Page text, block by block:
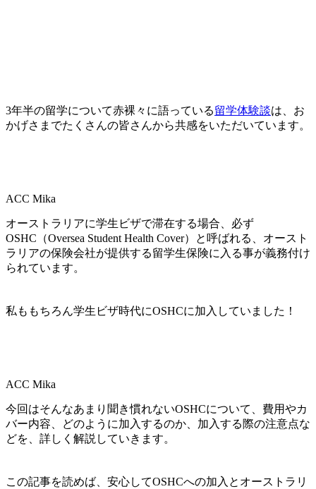
3年半の留学について赤裸々に語っている留学体験談は、お
かげさまでたくさんの皆さんから共感をいただいています。
ACC Mika
オーストラリアに学生ビザで滞在する場合、必ず
OSHC（Oversea Student Health Cover）
と呼ばれる、 オースト
ラリアの保険会社が提供する留学生保険に入る事が義務付け
られています。
私ももちろん学生ビザ時代にOSHCに加入していました！
ACC Mika
今回はそんなあまり聞き慣れないOSHCについて、費用やカ
バー内容、どのように加入するのか、加入する際の注意点な
どを、詳しく解説していきます。
この記事を読めば、安心してOSHCへの加入とオーストラリ